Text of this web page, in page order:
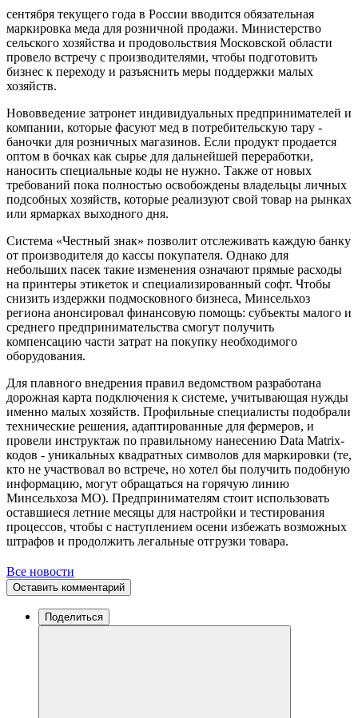
сентября текущего года в России вводится обязательная
маркировка меда для розничной продажи. Министерство
сельского хозяйства и продовольствия Московской области
провело встречу с производителями, чтобы подготовить
бизнес к переходу и разъяснить меры поддержки малых
хозяйств.
Нововведение затронет индивидуальных предпринимателей и
компании, которые фасуют мед в потребительскую тару -
баночки для розничных магазинов. Если продукт продается
оптом в бочках как сырье для дальнейшей переработки,
наносить специальные коды не нужно. Также от новых
требований пока полностью освобождены владельцы личных
подсобных хозяйств, которые реализуют свой товар на рынках
или ярмарках выходного дня.
Система «Честный знак» позволит отслеживать каждую банку
от производителя до кассы покупателя. Однако для
небольших пасек такие изменения означают прямые расходы
на принтеры этикеток и специализированный софт. Чтобы
снизить издержки подмосковного бизнеса, Минсельхоз
региона анонсировал финансовую помощь: субъекты малого и
среднего предпринимательства смогут получить
компенсацию части затрат на покупку необходимого
оборудования.
Для плавного внедрения правил ведомством разработана
дорожная карта подключения к системе, учитывающая нужды
именно малых хозяйств. Профильные специалисты подобрали
технические решения, адаптированные для фермеров, и
провели инструктаж по правильному нанесению Data Matrix-
кодов - уникальных квадратных символов для маркировки (те,
кто не участвовал во встрече, но хотел бы получить подобную
информацию, могут обращаться на горячую линию
Минсельхоза МО). Предпринимателям стоит использовать
оставшиеся летние месяцы для настройки и тестирования
процессов, чтобы с наступлением осени избежать возможных
штрафов и продолжить легальные отгрузки товара.
Все новости
Оставить комментарий
Поделиться